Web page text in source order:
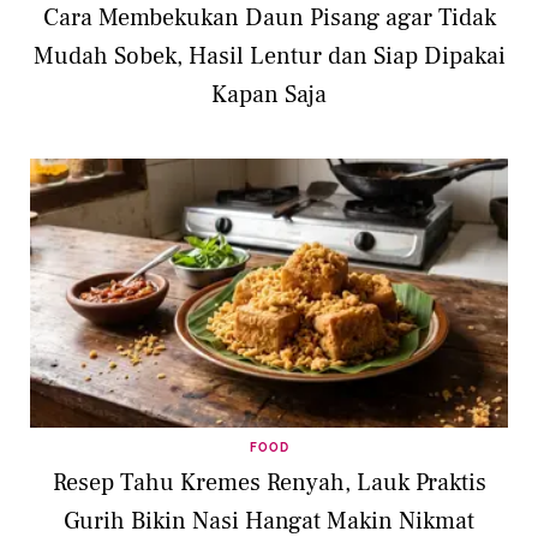
Cara Membekukan Daun Pisang agar Tidak
Mudah Sobek, Hasil Lentur dan Siap Dipakai
Kapan Saja
FOOD
Resep Tahu Kremes Renyah, Lauk Praktis
Gurih Bikin Nasi Hangat Makin Nikmat